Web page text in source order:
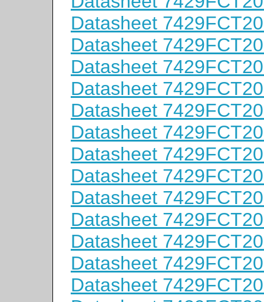
Datasheet
Datasheet
Datasheet
Datasheet
Datasheet
Datasheet
Datasheet
Datasheet
Datasheet
Datasheet
Datasheet
Datasheet
Datasheet